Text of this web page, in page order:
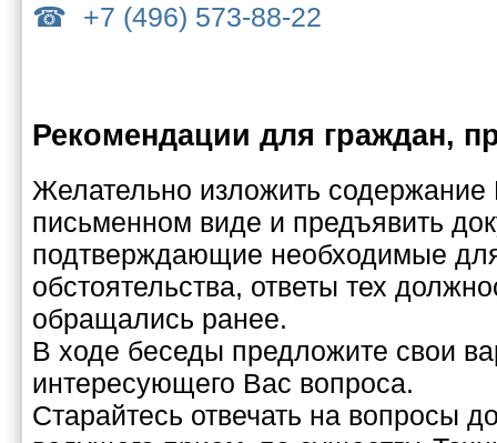
+7 (496) 573-88-22
Рекомендации для граждан,
Желательно изложить
письменном виде и предъявить
подтверждающие необходимые
обстоятельства, ответы тех
обращались ранее.
В ходе беседы предложите свои
интересующего Вас вопроса.
Старайтесь отвечать на вопросы